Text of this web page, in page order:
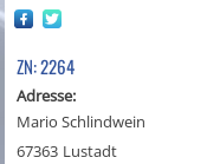
ZN: 2264
Adresse:
Mario Schlindwein
67363 Lustadt